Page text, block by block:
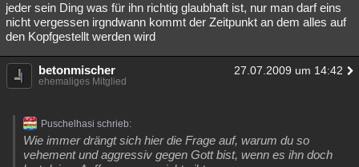
jeder sein Ding was für ihn richtig glaubhaft ist, nur man darf eins
nicht vergessen irgndwann kommt der Zeitpunkt an dem alles auf
den Kopfgestellt werden wird
betonmischer 27.07.2009 um 14:42
ehemaliges Mitglied
Puschelhasi schrieb:
Wie immer drängt sich hier die Frage auf, warum du so
vehement und aggressiv gegen Gott bist, wenn es ihn doch